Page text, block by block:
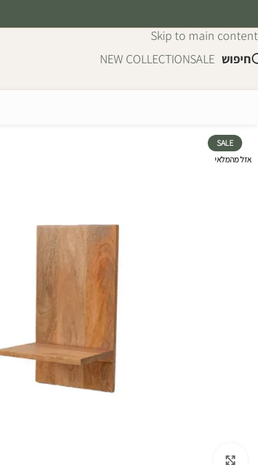
Skip to main content
חיפוש SALE
NEW COLLECTION
SALE
אזל מהמלאי